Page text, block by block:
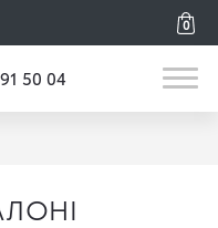
0
50 04